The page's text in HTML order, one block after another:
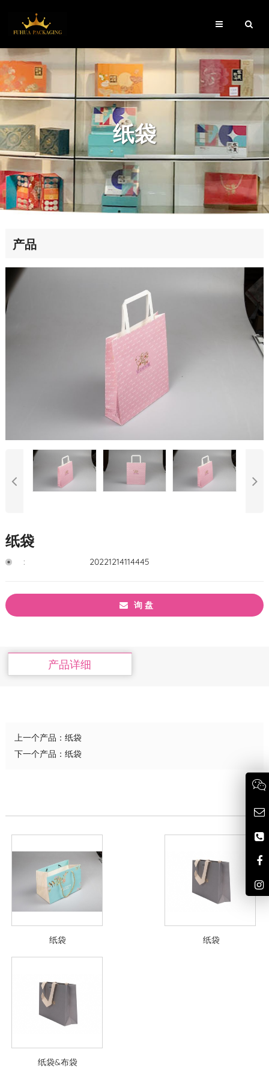
纸袋
产品
纸袋
: 20221214114445
询 盘
产品详细
上一个产品： 纸袋
下一个产品： 纸袋
纸袋 纸袋
纸袋&布袋